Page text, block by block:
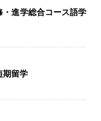
・進学総合コース語学
期留学